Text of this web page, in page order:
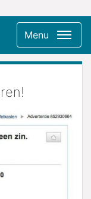
Menu